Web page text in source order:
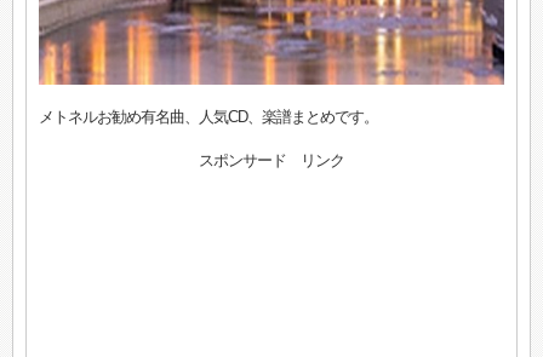
メトネルお勧め有名曲、人気CD、楽譜まとめです。
スポンサード リンク